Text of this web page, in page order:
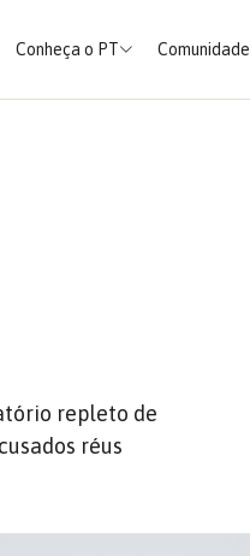
Conheça o PT Comunidade
repleto de
réus